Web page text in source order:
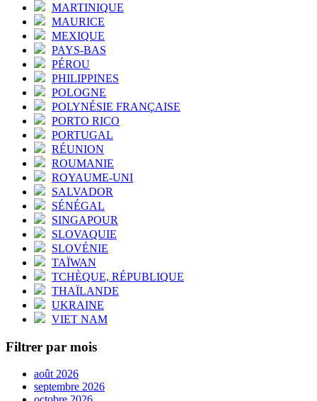
MARTINIQUE
MAURICE
MEXIQUE
PAYS-BAS
PÉROU
PHILIPPINES
POLOGNE
POLYNÉSIE FRANÇAISE
PORTO RICO
PORTUGAL
RÉUNION
ROUMANIE
ROYAUME-UNI
SALVADOR
SÉNÉGAL
SINGAPOUR
SLOVAQUIE
SLOVÉNIE
TAÏWAN
TCHÈQUE, RÉPUBLIQUE
THAÏLANDE
UKRAINE
VIET NAM
Filtrer par mois
août 2026
septembre 2026